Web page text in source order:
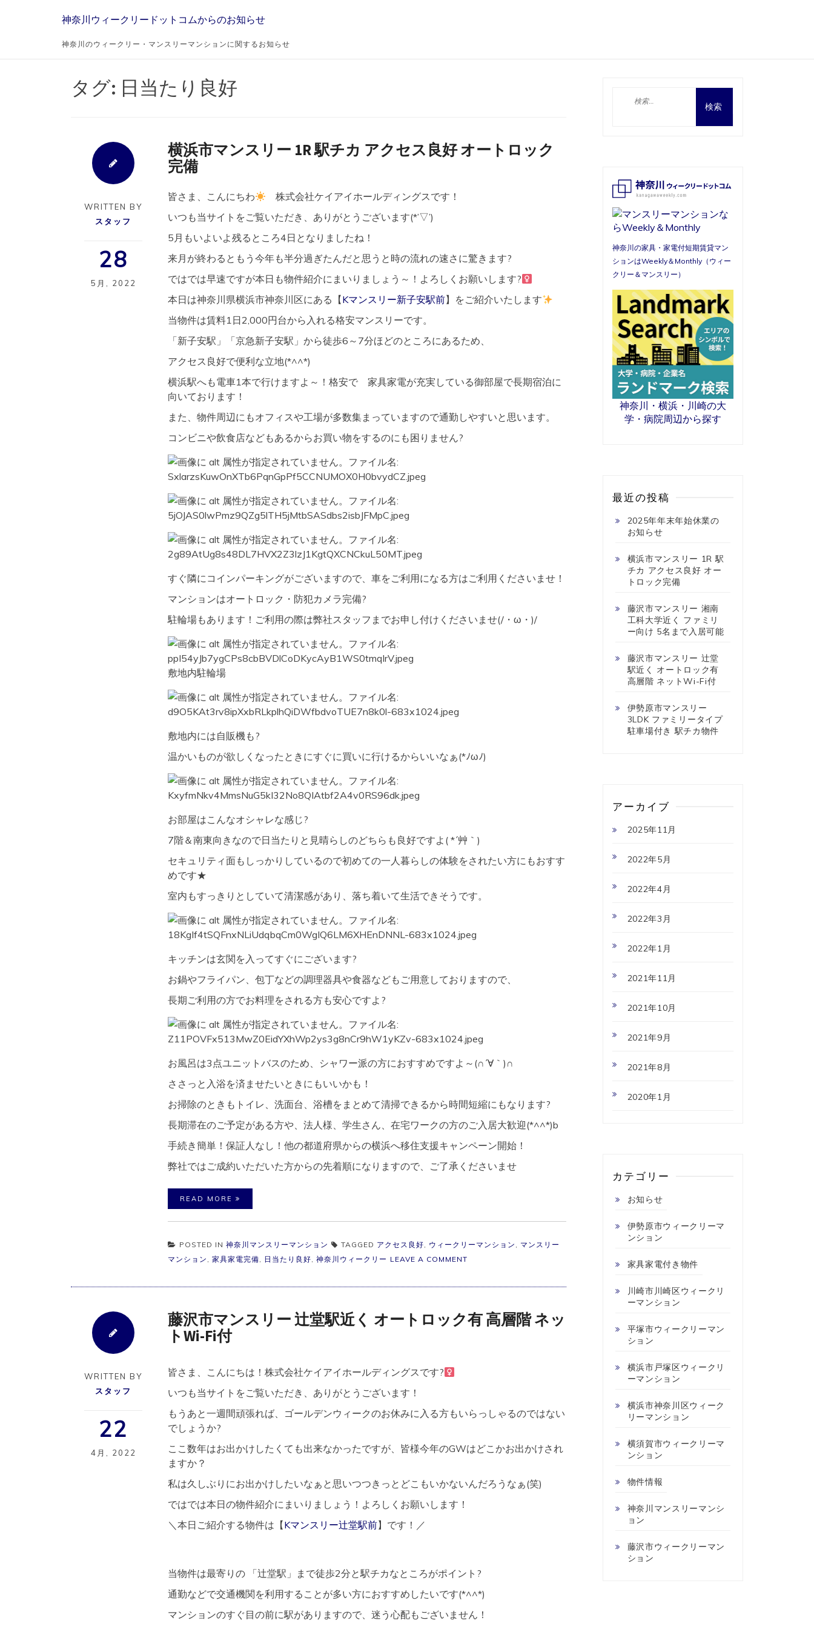
神奈川ウィークリードットコムからのお知らせ
神奈川のウィークリー・マンスリーマンションに関するお知らせ
タグ: 日当たり良好
WRITTEN BY
スタッフ
28
5月 , 2022
横浜市マンスリー 1R 駅チカ アクセス良好 オートロック
完備
皆さま、こんにちわ
株式会社ケイアイホールディングスです！
いつも当サイトをご覧いただき、ありがとうございます(*’▽’)
5月もいよいよ残るところ4日となりましたね！
来月が終わるともう今年も半分過ぎたんだと思うと時の流れの速さに驚きます?
ではでは早速ですが本日も物件紹介にまいりましょう～！よろしくお願いします?‍
本日は神奈川県横浜市神奈川区にある【Kマンスリー新子安駅前】をご紹介いたします
当物件は賃料1日2,000円台から入れる格安マンスリーです。
「新子安駅」「京急新子安駅」から徒歩6～7分ほどのところにあるため、
アクセス良好で便利な立地(*^^*)
横浜駅へも電車1本で行けますよ～！格安で 家具家電が充実している御部屋で長期宿泊に
向いております！
また、物件周辺にもオフィスや工場が多数集まっていますので通勤しやすいと思います。
コンビニや飲食店などもあるからお買い物をするのにも困りません?
すぐ隣にコインパーキングがございますので、車をご利用になる方はご利用くださいませ！
マンションはオートロック・防犯カメラ完備?
駐輪場もあります！ご利用の際は弊社スタッフまでお申し付けくださいませ(/・ω・)/
敷地内駐輪場
敷地内には自販機も?
温かいものが欲しくなったときにすぐに買いに行けるからいいなぁ(*ﾉωﾉ)
お部屋はこんなオシャレな感じ?
7階＆南東向きなので日当たりと見晴らしのどちらも良好ですよ( *´艸｀)
セキュリティ面もしっかりしているので初めての一人暮らしの体験をされたい方にもおすす
めです★
室内もすっきりとしていて清潔感があり、落ち着いて生活できそうです。
キッチンは玄関を入ってすぐにございます?
お鍋やフライパン、包丁などの調理器具や食器などもご用意しておりますので、
長期ご利用の方でお料理をされる方も安心ですよ?
お風呂は3点ユニットバスのため、シャワー派の方におすすめですよ～(∩´∀｀)∩
ささっと入浴を済ませたいときにもいいかも！
お掃除のときもトイレ、洗面台、浴槽をまとめて清掃できるから時間短縮にもなります?
長期滞在のご予定がある方や、法人様、学生さん、在宅ワークの方のご入居大歓迎(*^^*)b
手続き簡単！保証人なし！他の都道府県からの横浜へ移住支援キャンペーン開始！
弊社ではご成約いただいた方からの先着順になりますので、ご了承くださいませ
READ MORE
POSTED IN 神奈川マンスリーマンション TAGGED アクセス良好, ウィークリーマンション , マンスリー
マンション , 家具家電完備, 日当たり良好, 神奈川ウィークリー LEAVE A COMMENT
市
ン
ス
ク
セ
好
ト
WRITTEN BY
スタッフ
22
4月 , 2022
藤沢市マンスリー 辻堂駅近く オートロック有 高層階 ネッ
トWi-Fi付
皆さま、こんにちは！株式会社ケイアイホールディングスです?‍
いつも当サイトをご覧いただき、ありがとうございます！
もうあと一週間頑張れば、ゴールデンウィークのお休みに入る方もいらっしゃるのではない
でしょうか?
ここ数年はお出かけしたくても出来なかったですが、皆様今年のGWはどこかお出かけされ
ますか？
私は久しぶりにお出かけしたいなぁと思いつつきっとどこもいかないんだろうなぁ(笑)
ではでは本日の物件紹介にまいりましょう！よろしくお願いします！
＼本日ご紹介する物件は【Kマンスリー辻堂駅前】です！／
当物件は最寄りの 「辻堂駅」まで徒歩2分と駅チカなところがポイント?
通勤などで交通機関を利用することが多い方におすすめしたいです(*^^*)
マンションのすぐ目の前に駅がありますので、迷う心配もございません！
神奈川の家具・家電付短期賃貸マン
ションはWeekly＆Monthly（ウィー
クリー＆マンスリー）
神奈川・横浜・川崎の大
学・病院周辺から探す
最近の投稿
2025年年末年始休業の
お知らせ
横浜市マンスリー 1R 駅
チカ アクセス良好 オー
トロック完備
藤沢市マンスリー 湘南
工科大学近く ファミリ
ー向け 5名まで入居可能
藤沢市マンスリー 辻堂
駅近く オートロック有
高層階 ネットWi-Fi付
伊勢原市マンスリー
3LDK ファミリータイプ
駐車場付き 駅チカ物件
アーカイブ
2025年11月
2022年5月
2022年4月
2022年3月
2022年1月
2021年11月
2021年10月
2021年9月
2021年8月
2020年1月
カテゴリー
お知らせ
伊勢原市ウィークリーマ
ンション
家具家電付き物件
川崎市川崎区ウィークリ
ーマンション
平塚市ウィークリーマン
ション
横浜市戸塚区ウィークリ
ーマンション
横浜市神奈川区ウィーク
リーマンション
横須賀市ウィークリーマ
ンション
物件情報
神奈川マンスリーマンシ
ョン
藤沢市ウィークリーマン
ション